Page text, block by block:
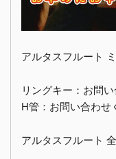
アルタスフルート
リングキー：お問
H管：お問い合わせ
アルタスフルート